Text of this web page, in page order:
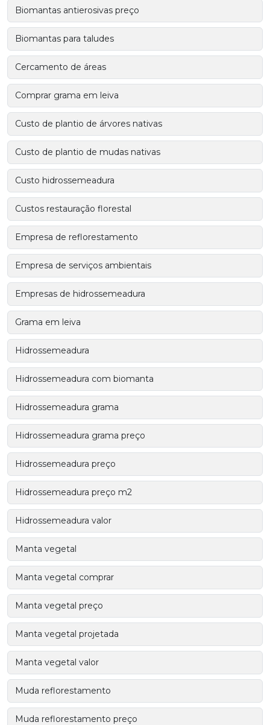
Biomantas antierosivas preço
Biomantas para taludes
Cercamento de áreas
Comprar grama em leiva
Custo de plantio de árvores nativas
Custo de plantio de mudas nativas
Custo hidrossemeadura
Custos restauração florestal
Empresa de reflorestamento
Empresa de serviços ambientais
Empresas de hidrossemeadura
Grama em leiva
Hidrossemeadura
Hidrossemeadura com biomanta
Hidrossemeadura grama
Hidrossemeadura grama preço
Hidrossemeadura preço
Hidrossemeadura preço m2
Hidrossemeadura valor
Manta vegetal
Manta vegetal comprar
Manta vegetal preço
Manta vegetal projetada
Manta vegetal valor
Muda reflorestamento
Muda reflorestamento preço